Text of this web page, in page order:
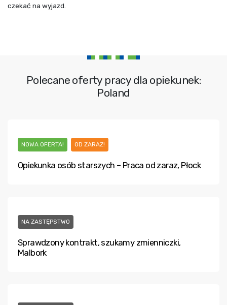
czekać na wyjazd.
Polecane oferty pracy dla opiekunek:
Poland
NOWA OFERTA! OD ZARAZ!
Opiekunka osób starszych – Praca od zaraz, Płock
NA ZASTĘPSTWO
Sprawdzony kontrakt, szukamy zmienniczki,
Malbork